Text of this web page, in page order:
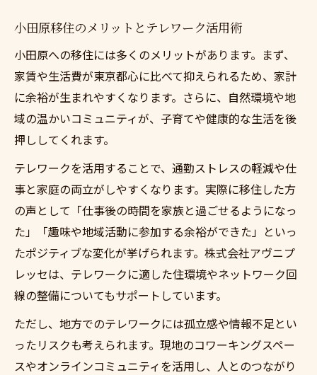
小田原移住のメリットとテレワーク活用術
小田原への移住には多くのメリットがあります。まず、
家賃や生活費が東京都心に比べて抑えられるため、家計
に余裕が生まれやすくなります。さらに、自然環境や地
域の温かいコミュニティが、子育てや健康的な生活を後
押ししてくれます。
テレワークを活用することで、通勤ストレスの軽減や仕
事と家庭の両立がしやすくなります。実際に移住した方
の声として「仕事後の時間を家族と過ごせるようになっ
た」「趣味や地域活動に参加する余裕ができた」といっ
たポジティブな変化が挙げられます。株式会社アヴニプ
レッセは、テレワークに適した住環境やネットワーク回
線の整備についてもサポートしています。
ただし、地方でのテレワークには孤立感や情報不足とい
ったリスクも考えられます。現地のコワーキングスペー
スやオンラインコミュニティを活用し、人とのつながり